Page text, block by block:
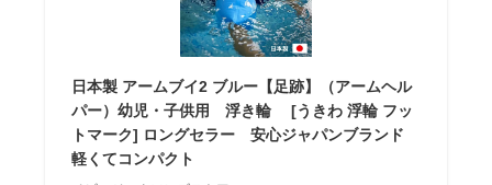
日本製 アームブイ2 ブルー【足跡】（アームヘル
パー）幼児・子供用 浮き輪 [うきわ 浮輪 フッ
トマーク] ロングセラー 安心ジャパンブランド
軽くてコンパクト